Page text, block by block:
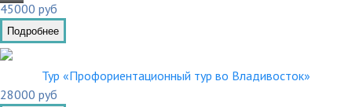
45000 руб
Подробнее
Тур «Профориентационный тур во Владивосток»
28000 руб